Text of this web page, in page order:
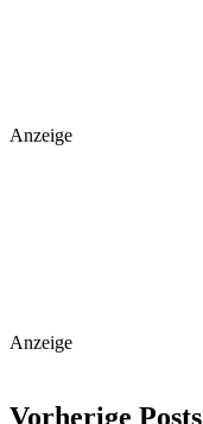
Anzeige
Anzeige
Vorherige Posts